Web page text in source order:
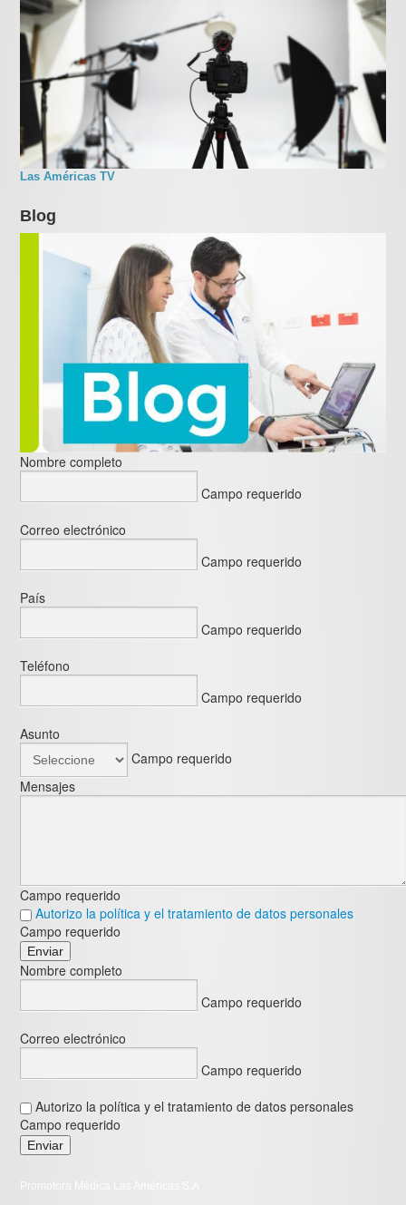
Las Américas TV
Blog
Nombre completo
Campo requerido
Correo electrónico
Campo requerido
País
Campo requerido
Teléfono
Campo requerido
Asunto
Campo requerido
Mensajes
Campo requerido
Autorizo la política y el tratamiento de datos personales
Campo requerido
Nombre completo
Campo requerido
Correo electrónico
Campo requerido
Autorizo la política y el tratamiento de datos personales
Campo requerido
Promotora Médica Las Américas S.A